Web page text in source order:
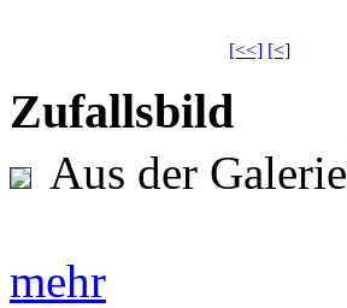
[<<] [<]
Zufallsbild
Aus der Galerie
mehr